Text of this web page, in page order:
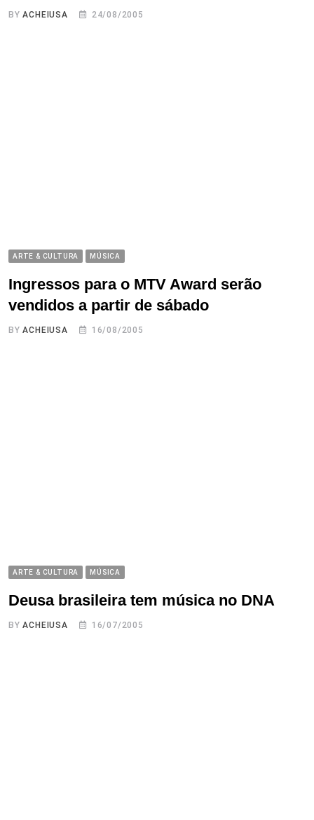
BYACHEIUSA 24/08/2005
ARTE & CULTURA MÚSICA
Ingressos para o MTV Award serão
vendidos a partir de sábado
BYACHEIUSA 16/08/2005
ARTE & CULTURA MÚSICA
Deusa brasileira tem música no DNA
BYACHEIUSA 16/07/2005